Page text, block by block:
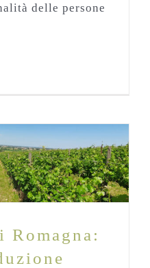
delle persone
la nostra